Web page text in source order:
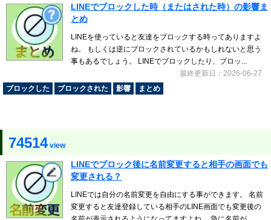
LINEでブロックした時（またはされた時）の影響ま
とめ
LINEを使っていると友達をブロックする時ってありますよ
ね。 もしくは逆にブロックされているかもしれないと思う
事もあるでしょう。 LINEでブロックしたり、ブロッ...
最終更新日：2026-06-27
ブロックした
ブロックされた 影響 まとめ
74514view
LINEでブロック後に名前変更すると相手の画面でも
変更される？
LINEでは自分の名前変更を自由にする事ができます。 名前
変更すると友達登録している相手のLINE画面でも変更後の